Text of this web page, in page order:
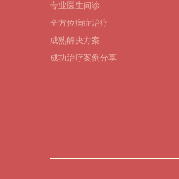
专业医生问诊
全方位病症治疗
成熟解决方案
成功治疗案例分享